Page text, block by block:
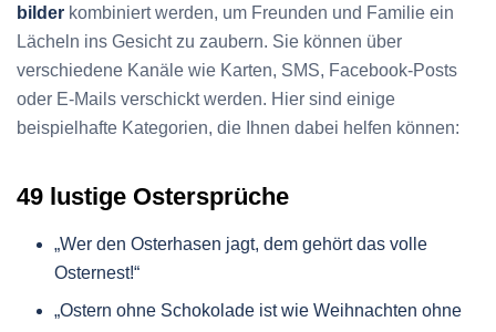
bilder kombiniert werden, um Freunden und Familie ein
Lächeln ins Gesicht zu zaubern. Sie können über
verschiedene Kanäle wie Karten, SMS, Facebook-Posts
oder E-Mails verschickt werden. Hier sind einige
beispielhafte Kategorien, die Ihnen dabei helfen können:
49 lustige Ostersprüche
„Wer den Osterhasen jagt, dem gehört das volle
Osternest!“
„Ostern ohne Schokolade ist wie Weihnachten ohne